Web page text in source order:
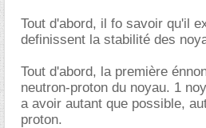
Tout d'abord, il fo savoir qu'il
definissent la stabilité des
Tout d'abord, la première
neutron-proton du noyau. 1
a avoir autant que possible,
proton.